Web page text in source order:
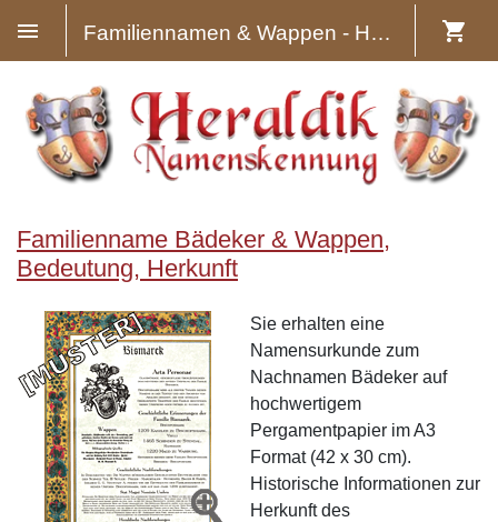
Familiennamen & Wappen - Heraldik
Familienname Bädeker & Wappen,
Bedeutung, Herkunft
Sie erhalten eine
Namensurkunde zum
Nachnamen Bädeker auf
hochwertigem
Pergamentpapier im A3
Format (42 x 30 cm).
Historische Informationen zur
Herkunft des